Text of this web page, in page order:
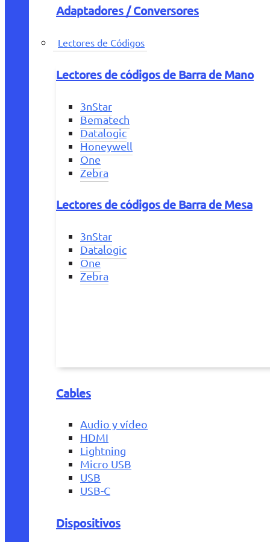
Adaptadores / Conversores
Lectores de Códigos
Lectores de códigos de Barra de Mano
3nStar
Bematech
Datalogic
Honeywell
One
Zebra
Lectores de códigos de Barra de Mesa
3nStar
Datalogic
One
Zebra
Cables
Audio y vídeo
HDMI
Lightning
Micro USB
USB
USB-C
Dispositivos